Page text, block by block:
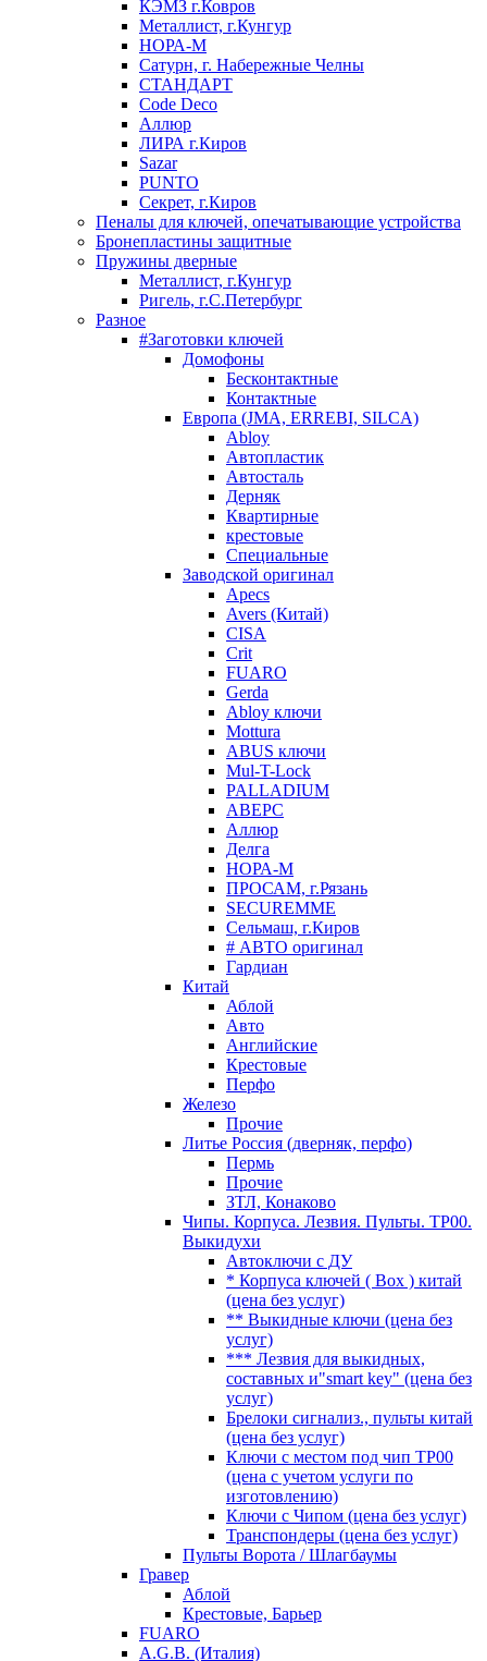
КЭМЗ г.Ковров
Металлист, г.Кунгур
НОРА-М
Сатурн, г. Набережные Челны
СТАНДАРТ
Code Deco
Аллюр
ЛИРА г.Киров
Sazar
PUNTO
Секрет, г.Киров
Пеналы для ключей, опечатывающие устройства
Бронепластины защитные
Пружины дверные
Металлист, г.Кунгур
Ригель, г.С.Петербург
Разное
#Заготовки ключей
Домофоны
Бесконтактные
Контактные
Европа (JMA, ERREBI, SILCA)
Abloy
Автопластик
Автосталь
Дерняк
Квартирные
крестовые
Специальные
Заводской оригинал
Apecs
Avers (Китай)
CISA
Crit
FUARO
Gerda
Abloy ключи
Mottura
ABUS ключи
Mul-T-Lock
PALLADIUM
АВЕРС
Аллюр
Делга
НОРА-М
ПРОСАМ, г.Рязань
SECUREMME
Сельмаш, г.Киров
# АВТО оригинал
Гардиан
Китай
Аблой
Авто
Английские
Крестовые
Перфо
Железо
Прочие
Литье Россия (дверняк, перфо)
Пермь
Прочие
ЗТЛ, Конаково
Чипы. Корпуса. Лезвия. Пульты. TP00.
Выкидухи
Автоключи с ДУ
* Корпуса ключей ( Box ) китай
(цена без услуг)
** Выкидные ключи (цена без
услуг)
*** Лезвия для выкидных,
составных и"smart key" (цена без
услуг)
Брелоки сигнализ., пульты китай
(цена без услуг)
Ключи с местом под чип TP00
(цена с учетом услуги по
изготовлению)
Ключи с Чипом (цена без услуг)
Транспондеры (цена без услуг)
Пульты Ворота / Шлагбаумы
Гравер
Аблой
Крестовые, Барьер
FUARO
A.G.B. (Италия)